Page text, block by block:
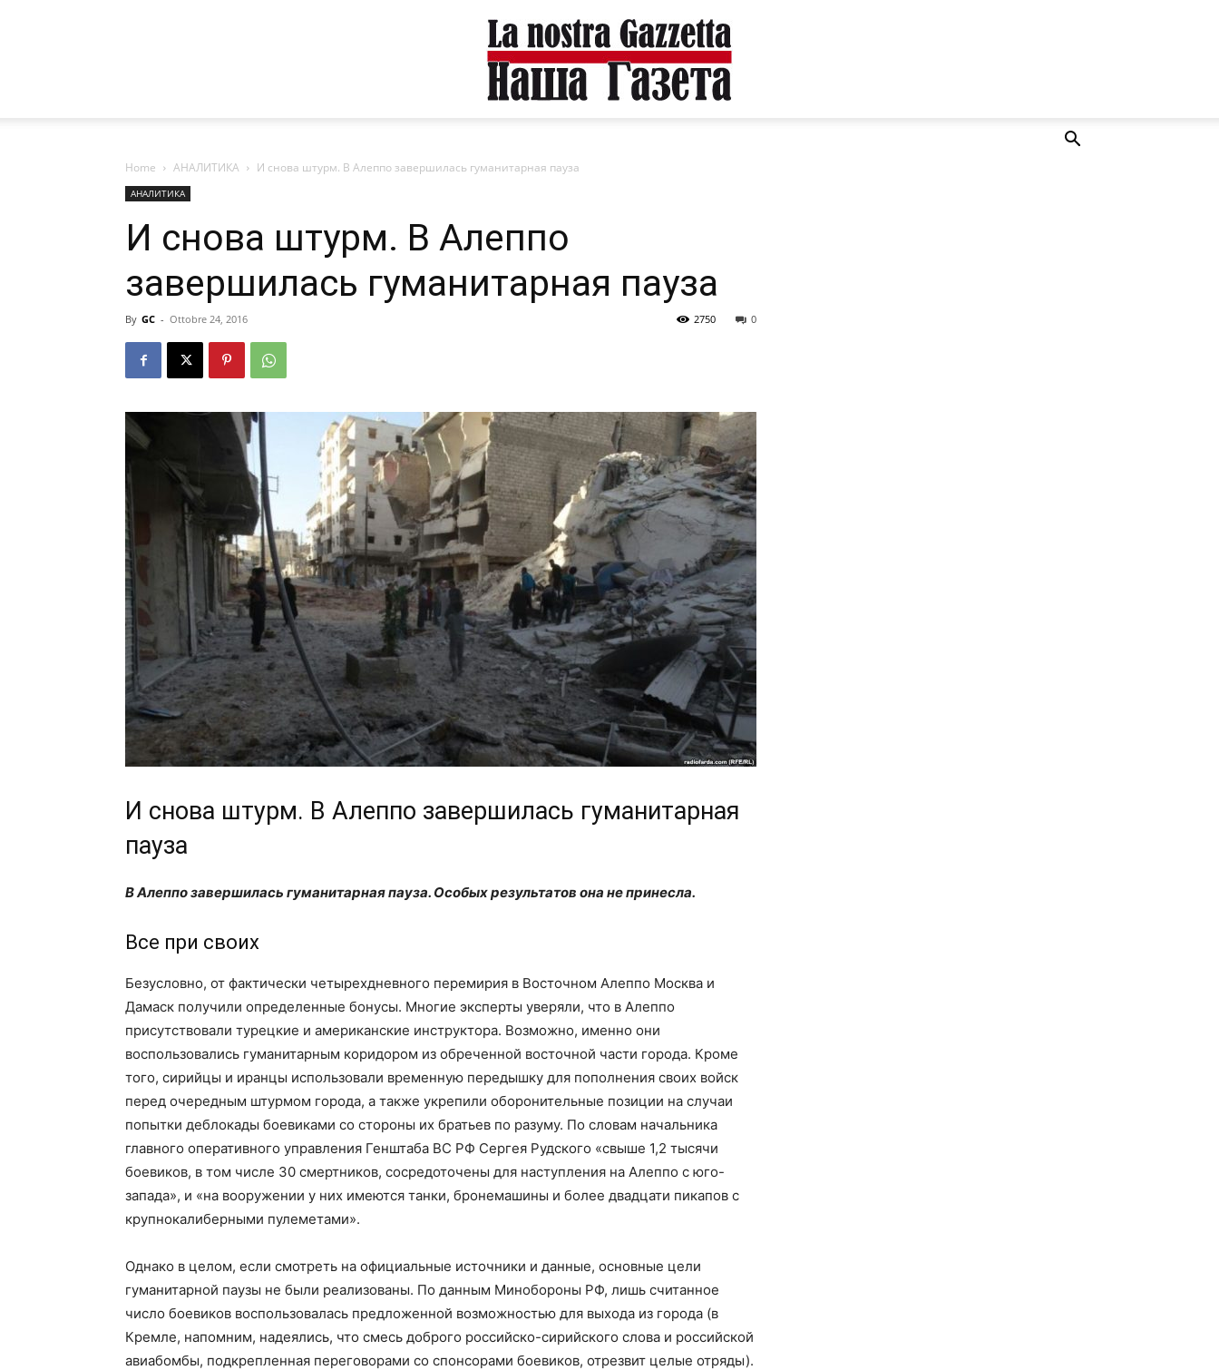
Home АНАЛИТИКА И снова штурм. В Алеппо завершилась гуманитарная пауза
АНАЛИТИКА
И снова штурм. В Алеппо
завершилась гуманитарная пауза
By GC - Ottobre 24, 2016 0
2750
И снова штурм. В Алеппо завершилась гуманитарная
пауза
В Алеппо завершилась гуманитарная пауза. Особых результатов она не принесла.
Все при своих
Безусловно, от фактически четырехдневного перемирия в Восточном Алеппо Москва и
Дамаск получили определенные бонусы. Многие эксперты уверяли, что в Алеппо
присутствовали турецкие и американские инструктора. Возможно, именно они
воспользовались гуманитарным коридором из обреченной восточной части города. Кроме
того, сирийцы и иранцы использовали временную передышку для пополнения своих войск
перед очередным штурмом города, а также укрепили оборонительные позиции на случаи
попытки деблокады боевиками со стороны их братьев по разуму. По словам начальника
главного оперативного управления Генштаба ВС РФ Сергея Рудского «свыше 1,2 тысячи
боевиков, в том числе 30 смертников, сосредоточены для наступления на Алеппо с юго-
запада», и «на вооружении у них имеются танки, бронемашины и более двадцати пикапов с
крупнокалиберными пулеметами».
Однако в целом, если смотреть на официальные источники и данные, основные цели
гуманитарной паузы не были реализованы. По данным Минобороны РФ, лишь считанное
число боевиков воспользовалась предложенной возможностью для выхода из города (в
Кремле, напомним, надеялись, что смесь доброго российско-сирийского слова и российской
авиабомбы, подкрепленная переговорами со спонсорами боевиков, отрезвит целые отряды).